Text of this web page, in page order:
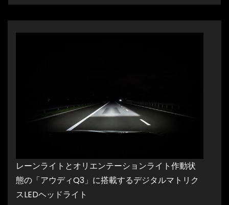
レーンライトとオリエンテーションライト作動状
態の「アウディQ3」に搭載するデジタルマトリク
スLEDヘッドライト